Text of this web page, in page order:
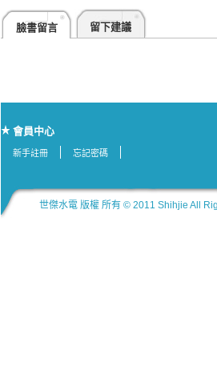
臉書留言 留下建議
會員中心
新手註冊 忘記密碼
世傑水電 版權 所有 © 2011 Shihjie All